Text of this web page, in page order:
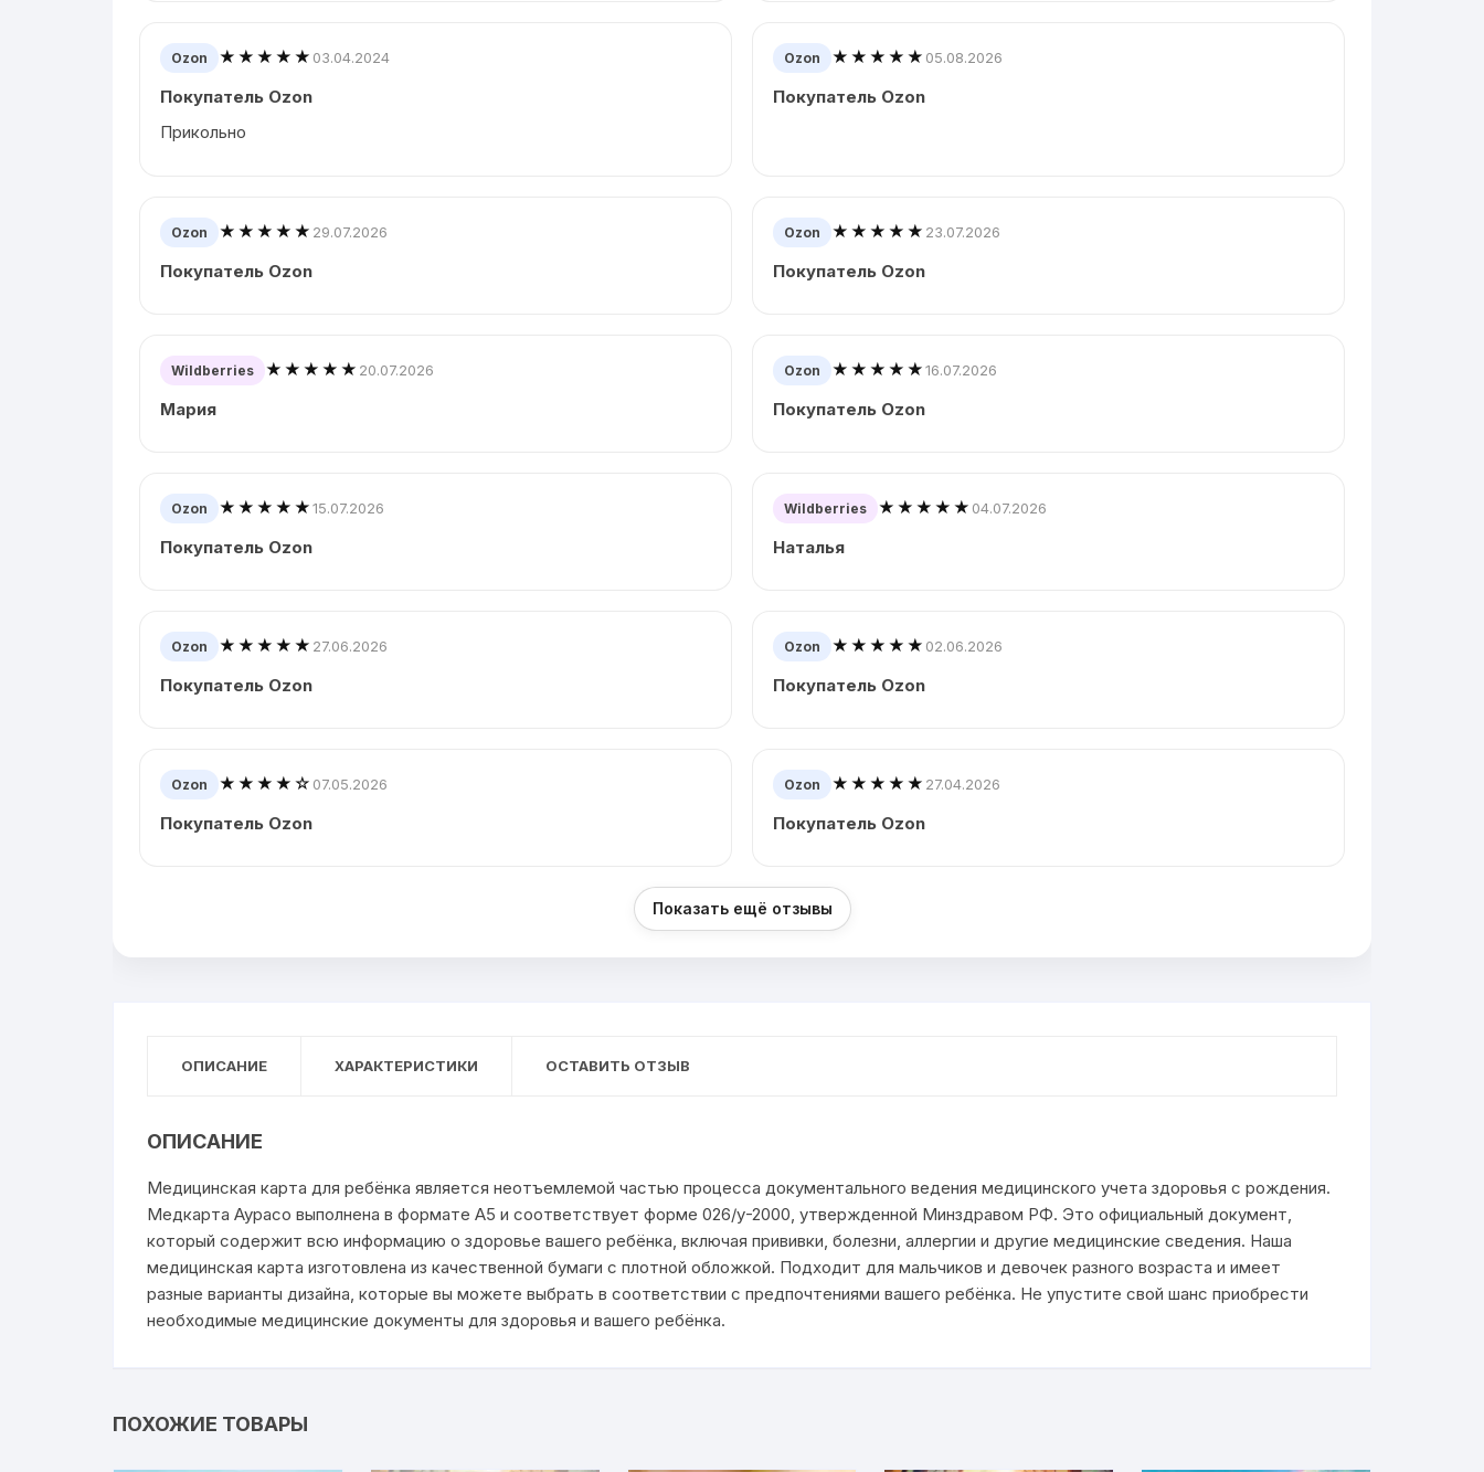
Ozon ★★★★★ 03.04.2024
Покупатель Ozon
Прикольно
Ozon ★★★★★ 05.08.2026
Покупатель Ozon
Ozon ★★★★★ 29.07.2026
Покупатель Ozon
Ozon ★★★★★ 23.07.2026
Покупатель Ozon
Wildberries ★★★★★ 20.07.2026
Мария
Ozon ★★★★★16.07.2026
Покупатель Ozon
Ozon ★★★★★15.07.2026
Покупатель Ozon
Wildberries ★★★★★ 04.07.2026
Наталья
Ozon ★★★★★ 27.06.2026
Покупатель Ozon
Ozon ★★★★★ 02.06.2026
Покупатель Ozon
Ozon ★★★★☆ 07.05.2026
Покупатель Ozon
Ozon ★★★★★ 27.04.2026
Покупатель Ozon
Показать ещё отзывы
ОПИСАНИЕ ХАРАКТЕРИСТИКИ ОСТАВИТЬ ОТЗЫВ
ОПИСАНИЕ
Медицинская карта для ребёнка является неотъемлемой частью процесса документального ведения медицинского учета здоровья с рождения.
Медкарта Аурасо выполнена в формате А5 и соответствует форме 026/у-2000, утвержденной Минздравом РФ. Это официальный документ,
который содержит всю информацию о здоровье вашего ребёнка, включая прививки, болезни, аллергии и другие медицинские сведения. Наша
медицинская карта изготовлена из качественной бумаги с плотной обложкой. Подходит для мальчиков и девочек разного возраста и имеет
разные варианты дизайна, которые вы можете выбрать в соответствии с предпочтениями вашего ребёнка. Не упустите свой шанс приобрести
необходимые медицинские документы для здоровья и вашего ребёнка.
ПОХОЖИЕ ТОВАРЫ